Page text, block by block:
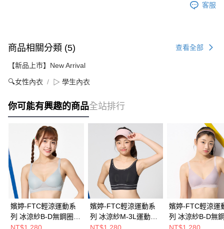
客服
商品相關分類 (5) 查看全部
【新品上市】New Arrival
🔍女性內衣 ▷ 學生內衣
你可能有興趣的商品全站排行
嬪婷-FTC輕涼運動系
列 冰涼紗B-D無鋼圈內
衣(率性灰) BBB315FY
嬪婷-FTC輕涼運動系
列 冰涼紗M-3L運動背
心(酷涼黑) BBB125BL
嬪婷-FTC輕涼運
列 冰涼紗B-D無
衣(敢動紫)